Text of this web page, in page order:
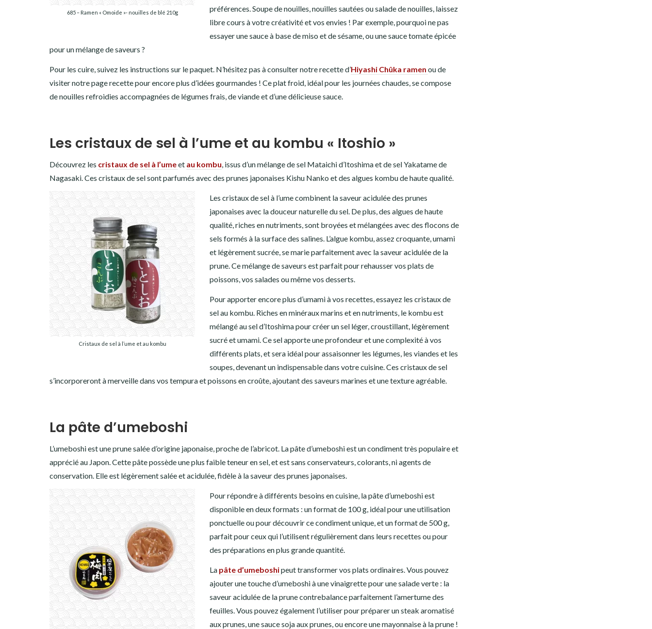
685 – Ramen « Omoide »- nouilles de blé 210g
préférences. Soupe de nouilles, nouilles sautées ou salade de nouilles, laissez
libre cours à votre créativité et vos envies ! Par exemple, pourquoi ne pas
essayer une sauce à base de miso et de sésame, ou une sauce tomate épicée
pour un mélange de saveurs ?
Pour les cuire, suivez les instructions sur le paquet. N’hésitez pas à consulter notre recette d’Hiyashi Chûka ramen ou de
visiter notre page recette pour encore plus d’idées gourmandes ! Ce plat froid, idéal pour les journées chaudes, se compose
de nouilles refroidies accompagnées de légumes frais, de viande et d’une délicieuse sauce.
Les cristaux de sel à l’ume et au kombu « Itoshio »
Découvrez les cristaux de sel à l’umeet au kombu , issus d’un mélange de sel Mataichi d’Itoshima et de sel Yakatame de
Nagasaki. Ces cristaux de sel sont parfumés avec des prunes japonaises Kishu Nanko et des algues kombu de haute qualité.
Cristaux de sel à l’ume et au kombu
Les cristaux de sel à l’ume combinent la saveur acidulée des prunes
japonaises avec la douceur naturelle du sel. De plus, des algues de haute
qualité, riches en nutriments, sont broyées et mélangées avec des flocons de
sels formés à la surface des salines. L’algue kombu, assez croquante, umami
et légèrement sucrée, se marie parfaitement avec la saveur acidulée de la
prune. Ce mélange de saveurs est parfait pour rehausser vos plats de
poissons, vos salades ou même vos desserts.
Pour apporter encore plus d’umami à vos recettes, essayez les cristaux de
sel au kombu. Riches en minéraux marins et en nutriments, le kombu est
mélangé au sel d’Itoshima pour créer un sel léger, croustillant, légèrement
sucré et umami. Ce sel apporte une profondeur et une complexité à vos
différents plats, et sera idéal pour assaisonner les légumes, les viandes et les
soupes, devenant un indispensable dans votre cuisine. Ces cristaux de sel
s’incorporeront à merveille dans vos tempura et poissons en croûte, ajoutant des saveurs marines et une texture agréable.
La pâte d’umeboshi
L’umeboshi est une prune salée d’origine japonaise, proche de l’abricot. La pâte d’umeboshi est un condiment très populaire et
apprécié au Japon. Cette pâte possède une plus faible teneur en sel, et est sans conservateurs, colorants, ni agents de
conservation. Elle est légèrement salée et acidulée, fidèle à la saveur des prunes japonaises.
Pour répondre à différents besoins en cuisine, la pâte d’umeboshi est
disponible en deux formats : un format de 100 g, idéal pour une utilisation
ponctuelle ou pour découvrir ce condiment unique, et un format de 500 g,
parfait pour ceux qui l’utilisent régulièrement dans leurs recettes ou pour
des préparations en plus grande quantité.
La pâte d’umeboshipeut transformer vos plats ordinaires. Vous pouvez
ajouter une touche d’umeboshi à une vinaigrette pour une salade verte : la
saveur acidulée de la prune contrebalance parfaitement l’amertume des
feuilles. Vous pouvez également l’utiliser pour préparer un steak aromatisé
aux prunes, une sauce soja aux prunes, ou encore une mayonnaise à la prune !